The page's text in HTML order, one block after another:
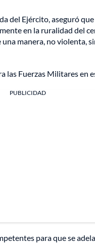
del Ejército, aseguró
en la ruralidad del
manera, no violenta,
las Fuerzas Militares en
PUBLICIDAD
para que se